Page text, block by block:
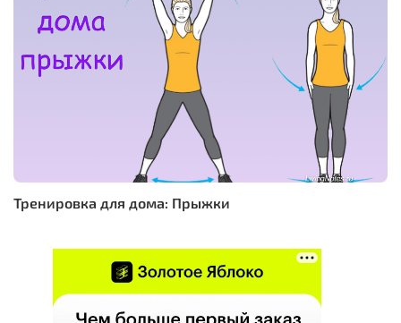
Тренировка для дома: Прыжки